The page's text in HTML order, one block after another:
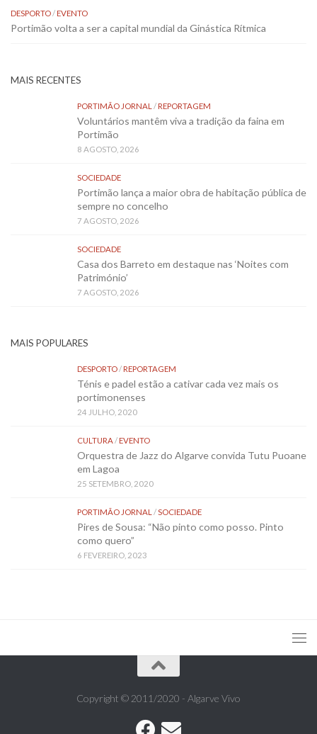
DESPORTO/EVENTO
Portimão volta a ser a capital mundial da Ginástica Rítmica
MAIS RECENTES
PORTIMÃO JORNAL /REPORTAGEM
Voluntários mantêm viva a tradição da faina em
Portimão
8 AGOSTO, 2026
SOCIEDADE
Portimão lança a maior obra de habitação pública de
sempre no concelho
7 AGOSTO, 2026
SOCIEDADE
Casa dos Barreto em destaque nas ‘Noites com
Património’
7 AGOSTO, 2026
MAIS POPULARES
DESPORTO/REPORTAGEM
Ténis e padel estão a cativar cada vez mais os
portimonenses
24 JULHO, 2020
CULTURA/EVENTO
Orquestra de Jazz do Algarve convida Tutu Puoane
em Lagoa
25 SETEMBRO, 2020
PORTIMÃO JORNAL /SOCIEDADE
Pires de Sousa: “Não pinto como posso. Pinto
como quero”
6 FEVEREIRO, 2023
Copyright © 2011/2020 - Algarve Vivo